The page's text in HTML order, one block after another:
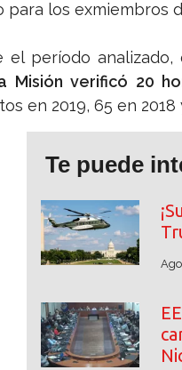
los exmiembros
el período
Misión verificó 20
en 2019, 65 en 2018
Te puede